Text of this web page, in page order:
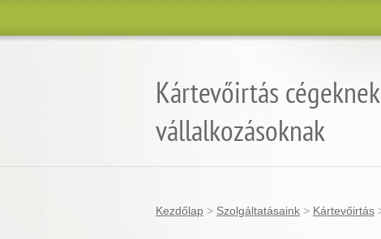
Kártevőirtás
vállalkozásoknak
Kezdőlap > Szolgáltatásaink > Kártevőirtás